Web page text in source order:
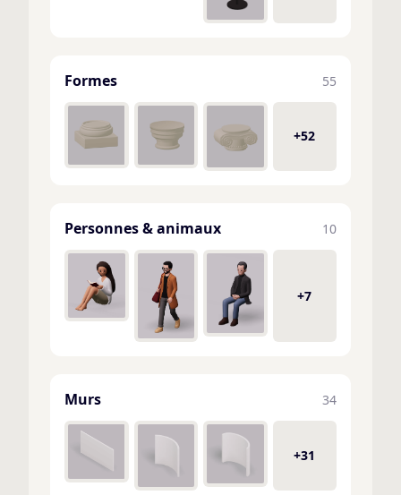
Formes 55
+52
Personnes & animaux 10
+7
Murs 34
+31